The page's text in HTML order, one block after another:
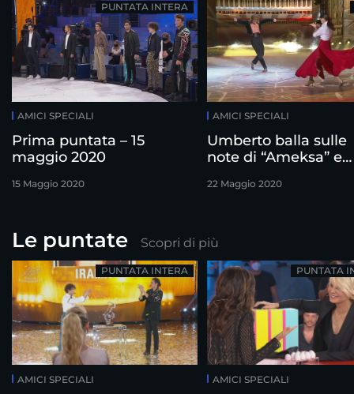
AMICI SPECIALI
Prima puntata – 15
maggio 2020
15 Maggio 2020
PUNTATA INTERA
AMICI SPECIALI
Umberto balla sulle
note di “Ameksa” e
22 Maggio 2020
Le puntate Scopri di più
AMICI SPECIALI
PUNTATA INTERA
AMICI SPECIALI
PUNTATA